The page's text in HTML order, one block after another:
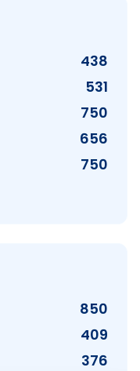
438
531
750
656
750
850
409
376